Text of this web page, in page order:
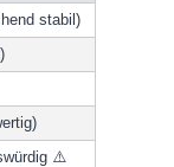
stabil)
⚠️